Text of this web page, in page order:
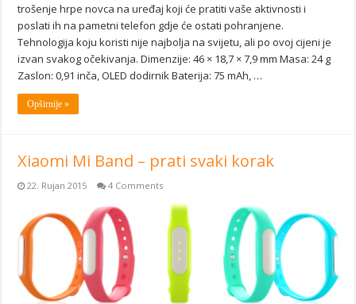
trošenje hrpe novca na uređaj koji će pratiti vaše aktivnosti i
poslati ih na pametni telefon gdje će ostati pohranjene.
Tehnologija koju koristi nije najbolja na svijetu, ali po ovoj cijeni je
izvan svakog očekivanja. Dimenzije: 46 × 18,7 × 7,9 mm Masa: 24 g
Zaslon: 0,91 inča, OLED dodirnik Baterija: 75 mAh, …
Opširnije »
Xiaomi Mi Band – prati svaki korak
22. Rujan 2015 4 Comments